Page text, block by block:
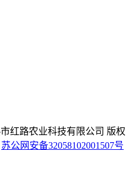
红路农业科技有限公司 版权
苏公网安备32058102001507号